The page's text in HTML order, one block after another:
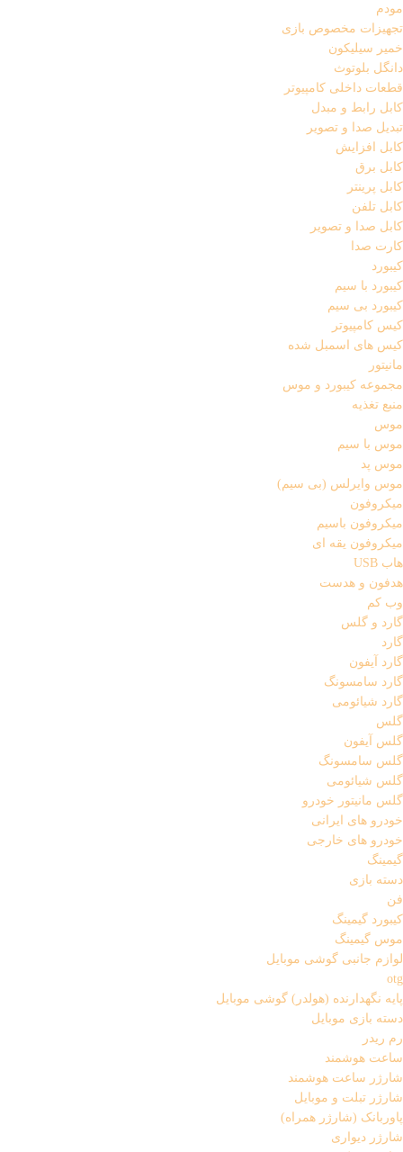
مودم
تجهیزات مخصوص بازی
خمیر سیلیکون
دانگل بلوتوث
قطعات داخلی کامپیوتر
کابل رابط و مبدل
تبدیل صدا و تصویر
کابل افزایش
کابل برق
کابل پرینتر
کابل تلفن
کابل صدا و تصویر
کارت صدا
کیبورد
کیبورد با سیم
کیبورد بی سیم
کیس کامپیوتر
کیس های اسمبل شده
مانیتور
مجموعه کیبورد و موس
منبع تغذیه
موس
موس با سیم
موس پد
موس وایرلس (بی سیم)
میکروفون
میکروفون باسیم
میکروفون یقه ای
هاب USB
هدفون و هدست
وب کم
گارد و گلس
گارد
گارد آیفون
گارد سامسونگ
گارد شیائومی
گلس
گلس آیفون
گلس سامسونگ
گلس شیائومی
گلس مانیتور خودرو
خودرو های ایرانی
خودرو های خارجی
گیمینگ
دسته بازی
فن
کیبورد گیمینگ
موس گیمینگ
لوازم جانبی گوشی موبایل
otg
پایه نگهدارنده (هولدر) گوشی موبایل
دسته بازی موبایل
رم ریدر
ساعت هوشمند
شارژر ساعت هوشمند
شارژر تبلت و موبایل
پاوربانک (شارژر همراه)
شارژر دیواری